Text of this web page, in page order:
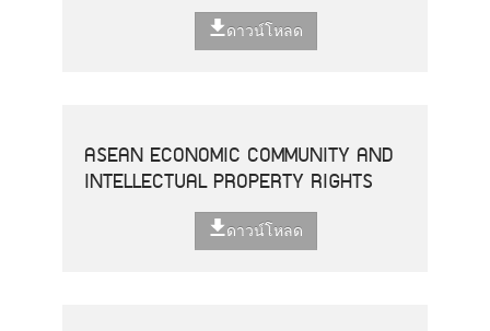
ดาวน์โหลด
ASEAN ECONOMIC COMMUNITY AND
INTELLECTUAL PROPERTY RIGHTS
ดาวน์โหลด